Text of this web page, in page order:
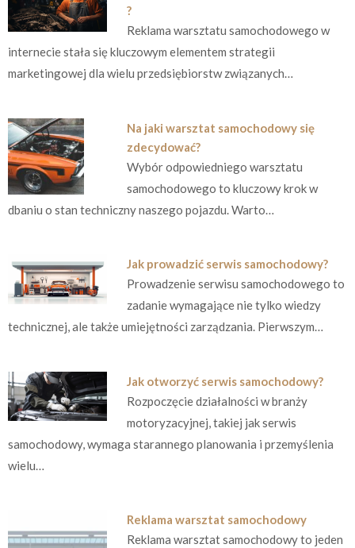
?
Reklama warsztatu samochodowego w
internecie stała się kluczowym elementem strategii
marketingowej dla wielu przedsiębiorstw związanych…
Na jaki warsztat samochodowy się
zdecydować?
Wybór odpowiedniego warsztatu
samochodowego to kluczowy krok w
dbaniu o stan techniczny naszego pojazdu. Warto…
Jak prowadzić serwis samochodowy?
Prowadzenie serwisu samochodowego to
zadanie wymagające nie tylko wiedzy
technicznej, ale także umiejętności zarządzania. Pierwszym…
Jak otworzyć serwis samochodowy?
Rozpoczęcie działalności w branży
motoryzacyjnej, takiej jak serwis
samochodowy, wymaga starannego planowania i przemyślenia
wielu…
Reklama warsztat samochodowy
Reklama warsztat samochodowy to jeden